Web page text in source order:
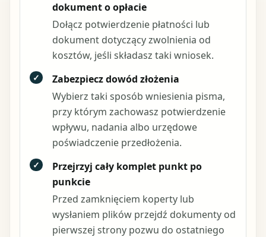
dokument o opłacie
Dołącz potwierdzenie płatności lub
dokument dotyczący zwolnienia od
kosztów, jeśli składasz taki wniosek.
✓
Zabezpiecz dowód złożenia
Wybierz taki sposób wniesienia pisma,
przy którym zachowasz potwierdzenie
wpływu, nadania albo urzędowe
poświadczenie przedłożenia.
✓
Przejrzyj cały komplet punkt po
punkcie
Przed zamknięciem koperty lub
wysłaniem plików przejdź dokumenty od
pierwszej strony pozwu do ostatniego